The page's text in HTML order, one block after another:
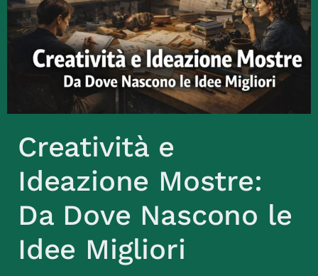
Creatività e
Ideazione Mostre:
Da Dove Nascono le
Idee Migliori